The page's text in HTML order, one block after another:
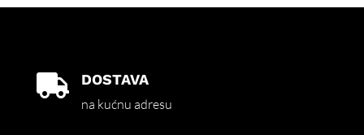
 DOSTAVA
na kućnu adresu